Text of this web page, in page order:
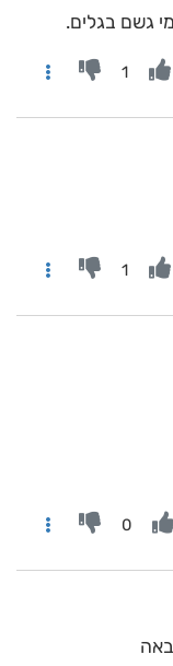
גשם בגלים.
1
1
0